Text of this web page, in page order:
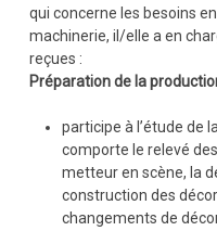
qui concerne les besoins
machinerie, il/elle a en
reçues :
Préparation de la
participe à l’étude de
comporte le relevé
metteur en scène, la
construction des
changements de